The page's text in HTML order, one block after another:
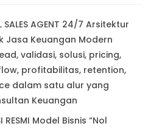
SALES AGENT 24/7 Arsitektur
Jasa Keuangan Modern
validasi, solusi, pricing,
profitabilitas, retention,
dalam satu alur yang
Keuangan
RESMI Model Bisnis “Nol